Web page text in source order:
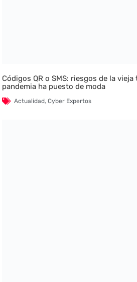
Códigos QR o SMS: riesgos de la
pandemia ha puesto de moda
Actualidad,Cyber Expertos